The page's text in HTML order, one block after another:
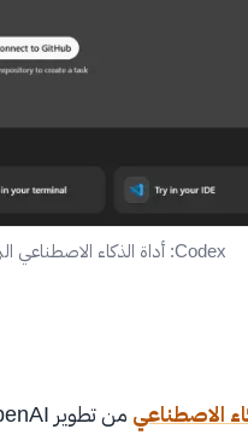
Codex: أداة الذكاء الاصطناعي التي تسهل البرمجة للمطورين
الاصطناعي